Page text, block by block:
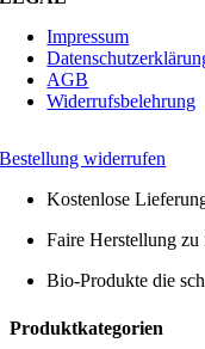
Impressum
AGB
Widerrufsbelehrung
Bestellung widerrufen
Kostenlose
Faire Herstellung zu
Bio-Produkte die
Toggle
Produktkategorien